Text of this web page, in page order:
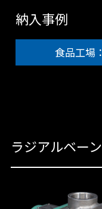
納入事例
食品工場
ラジアルベー